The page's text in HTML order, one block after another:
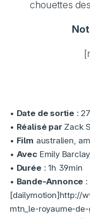
chouettes
• Date de sortie :
• Réalisé parZack
• Film australien,
• AvecEmily
• Durée : 1h 39min
• Bande-Annonce :
[dailymotion]http://
mtn_le-royaume-